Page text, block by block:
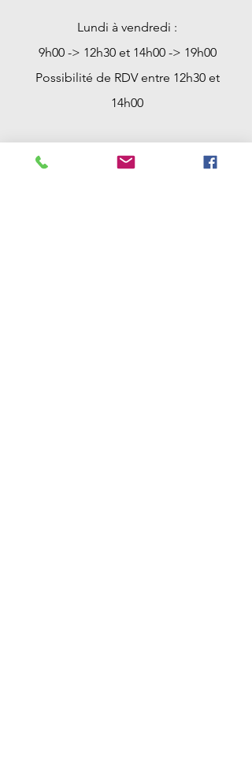
Lundi à vendredi :
9h00 -> 12h30 et 14h00 -> 19h00
Possibilité de RDV entre 12h30 et
14h00
Samedi : 9h00 -> 12h30